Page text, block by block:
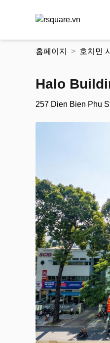
홈페이지 호치민
Halo
257 Dien Bien Phu